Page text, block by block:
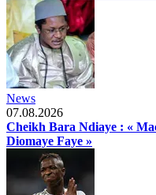
News
07.08.2026
Cheikh Bara Ndiaye : «
Diomaye Faye »